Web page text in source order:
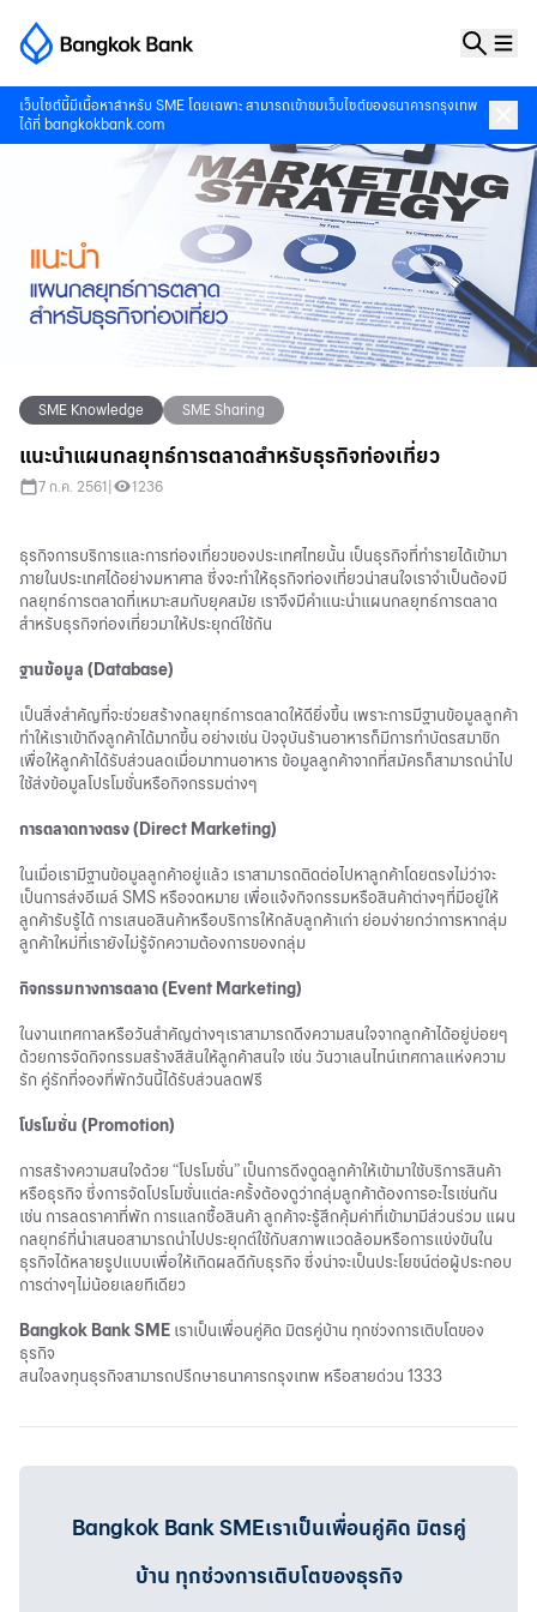
เว็บไซต์นี้มีเนื้อหาสำหรับ SME โดยเฉพาะ สามารถเข้าชมเว็บไซต์ของธนาคารกรุงเทพ
ได้ที่ bangkokbank.com
SME Knowledge SME Sharing
แนะนำแผนกลยุทธ์การตลาดสำหรับธุรกิจท่องเที่ยว
7 ก.ค. 2561 1236
ธุรกิจการบริการและการท่องเที่ยวของประเทศไทยนั้น เป็นธุรกิจที่ทำรายได้เข้ามา
ภายในประเทศได้อย่างมหาศาล ซึ่งจะทำให้ธุรกิจท่องเที่ยวน่าสนใจเราจำเป็นต้องมี
กลยุทธ์การตลาดที่เหมาะสมกับยุคสมัย เราจึงมีคำแนะนำแผนกลยุทธ์การตลาด
สำหรับธุรกิจท่องเที่ยวมาให้ประยุกต์ใช้กัน
ฐานข้อมูล (Database)
เป็นสิ่งสำคัญที่จะช่วยสร้างกลยุทธ์การตลาดให้ดียิ่งขึ้น เพราะการมีฐานข้อมูลลูกค้า
ทำให้เราเข้าถึงลูกค้าได้มากขึ้น อย่างเช่น ปัจจุบันร้านอาหารก็มีการทำบัตรสมาชิก
เพื่อให้ลูกค้าได้รับส่วนลดเมื่อมาทานอาหาร ข้อมูลลูกค้าจากที่สมัครก็สามารถนำไป
ใช้ส่งข้อมูลโปรโมชั่นหรือกิจกรรมต่างๆ
การตลาดทางตรง (Direct Marketing)
ในเมื่อเรามีฐานข้อมูลลูกค้าอยู่แล้ว เราสามารถติดต่อไปหาลูกค้าโดยตรงไม่ว่าจะ
เป็นการส่งอีเมล์ SMS หรือจดหมาย เพื่อแจ้งกิจกรรมหรือสินค้าต่างๆที่มีอยู่ให้
ลูกค้ารับรู้ได้ การเสนอสินค้าหรือบริการให้กลับลูกค้าเก่า ย่อมง่ายกว่าการหากลุ่ม
ลูกค้าใหม่ที่เรายังไม่รู้จักความต้องการของกลุ่ม
กิจกรรมทางการตลาด (Event Marketing)
ในงานเทศกาลหรือวันสำคัญต่างๆเราสามารถดึงความสนใจจากลูกค้าได้อยู่บ่อยๆ
ด้วยการจัดกิจกรรมสร้างสีสันให้ลูกค้าสนใจ เช่น วันวาเลนไทน์เทศกาลแห่งความ
รัก คู่รักที่จองที่พักวันนี้ได้รับส่วนลดฟรี
โปรโมชั่น (Promotion)
การสร้างความสนใจด้วย “โปรโมชั่น” เป็นการดึงดูดลูกค้าให้เข้ามาใช้บริการสินค้า
หรือธุรกิจ ซึ่งการจัดโปรโมชั่นแต่ละครั้งต้องดูว่ากลุ่มลูกค้าต้องการอะไรเช่นกัน
เช่น การลดราคาที่พัก การแลกซื้อสินค้า ลูกค้าจะรู้สึกคุ้มค่าที่เข้ามามีส่วนร่วม แผน
กลยุทธ์ที่นำเสนอสามารถนำไปประยุกต์ใช้กับสภาพแวดล้อมหรือการแข่งขันใน
ธุรกิจได้หลายรูปแบบเพื่อให้เกิดผลดีกับธุรกิจ ซึ่งน่าจะเป็นประโยชน์ต่อผู้ประกอบ
การต่างๆไม่น้อยเลยทีเดียว
Bangkok Bank SME เราเป็นเพื่อนคู่คิด มิตรคู่บ้าน ทุกช่วงการเติบโตของ
ธุรกิจ
สนใจลงทุนธุรกิจสามารถปรึกษาธนาคารกรุงเทพ หรือสายด่วน 1333
Bangkok Bank SMEเราเป็นเพื่อนคู่คิด มิตรคู่
บ้าน ทุกช่วงการเติบโตของธุรกิจ